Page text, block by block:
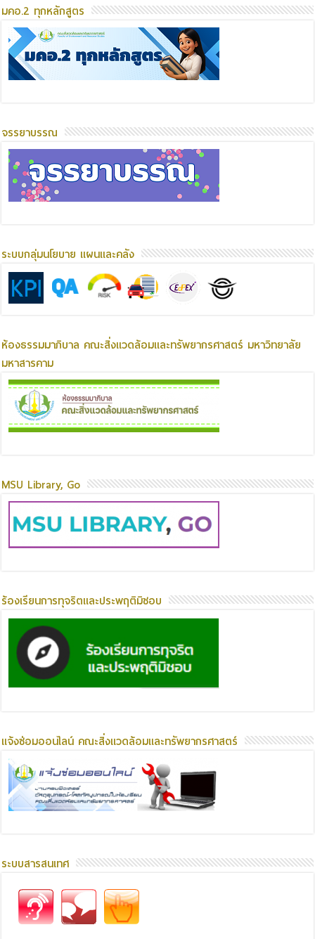
มคอ.2 ทุกหลักสูตร
จรรยาบรรณ
ระบบกลุ่มนโยบาย แผนและคลัง
ห้องธรรมมาภิบาล คณะสิ่งแวดล้อมและทรัพยากรศาสตร์ มหาวิทยาลัย
มหาสารคาม
MSU Library, Go
ร้องเรียนการทุจริตและประพฤติมิชอบ
แจ้งซ่อมออนไลน์ คณะสิ่งแวดล้อมและทรัพยากรศาสตร์
ระบบสารสนเทศ